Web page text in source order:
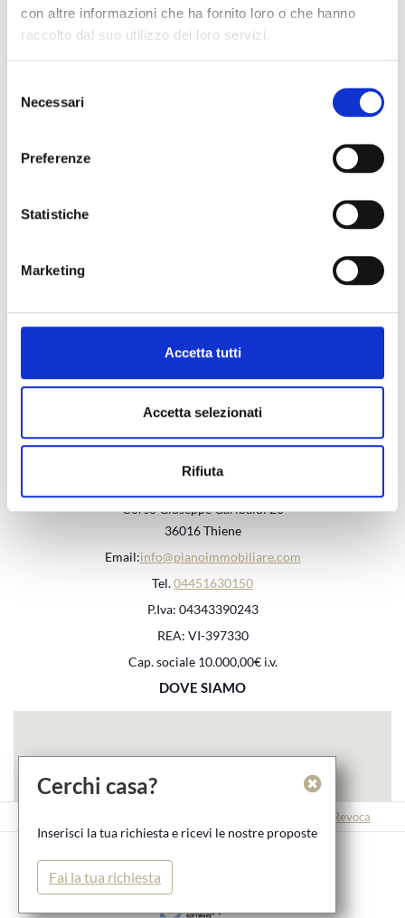
con altre informazioni che ha fornito loro o che hanno
raccolto dal suo utilizzo dei loro servizi.
delNecessari
Preferenze
Statistiche
Marketing
Accetta tutti
Accetta selezionati
Rifiuta
Tipologia di commercializzazione: Vendita, Locazione ...
CONTATTO
Corso Giuseppe Garibaldi 20
36016 Thiene
Email:info@pianoimmobiliare.com
Tel.04451630150
P.Iva: 04343390243
REA: VI-397330
Cap. sociale 10.000,00€ i.v.
DOVE SIAMO
Revoca
SOFTWARE IMMOBILIARE & WEBDESIGN POWERED BY
Cerchi casa?
Inserisci la tua richiesta e ricevi le nostre proposte
Fai la tua richiesta